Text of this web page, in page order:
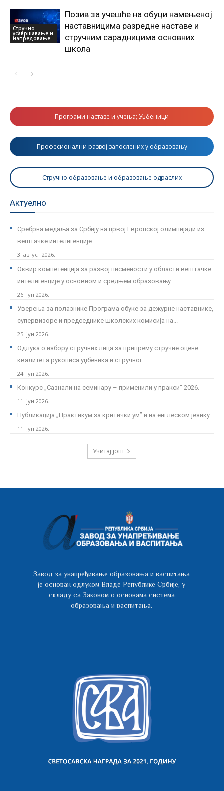
Стручно
усавршавање и
напредовање
Позив за учешће на обуци намењеној
наставницима разредне наставе и
стручним сарадницима основних
школа
Програми наставе и учења; Уџбеници
Професионални развој запослених у образовању
Стручно образовање и образовање одраслих
Актуелно
Сребрна медаља за Србију на првој Европској олимпијади из
вештачке интелигенције
3. август 2026.
Оквир компетенција за развој писмености у области вештачке
интелигенције у основном и средњем образовању
26. јун 2026.
Уверења за полазнике Програмa обуке за дежурне наставнике,
супервизоре и председнике школских комисија на...
25. јун 2026.
Одлука о избору стручних лица за припрему стручне оцене
квалитета рукописа уџбеника и стручног...
24. јун 2026.
Kонкурс „Сазнали на семинару – применили у пракси“ 2026.
11. јун 2026.
Публикација „Практикум за критички ум” и на енглеском језику
11. јун 2026.
Учитај још
Завод за унапређивање образовања и васпитања
је основан одлуком Владе Републике Србије, у
складу са Законом о основама система
образовања и васпитања.